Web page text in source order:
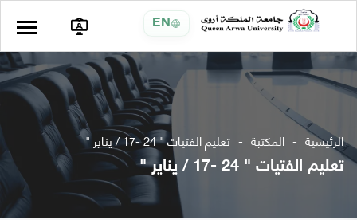
EN
الرئيسية المكتبة تعليم الفتيات " 24 -17 / يناير "
تعليم الفتيات " 24 -17 / يناير "